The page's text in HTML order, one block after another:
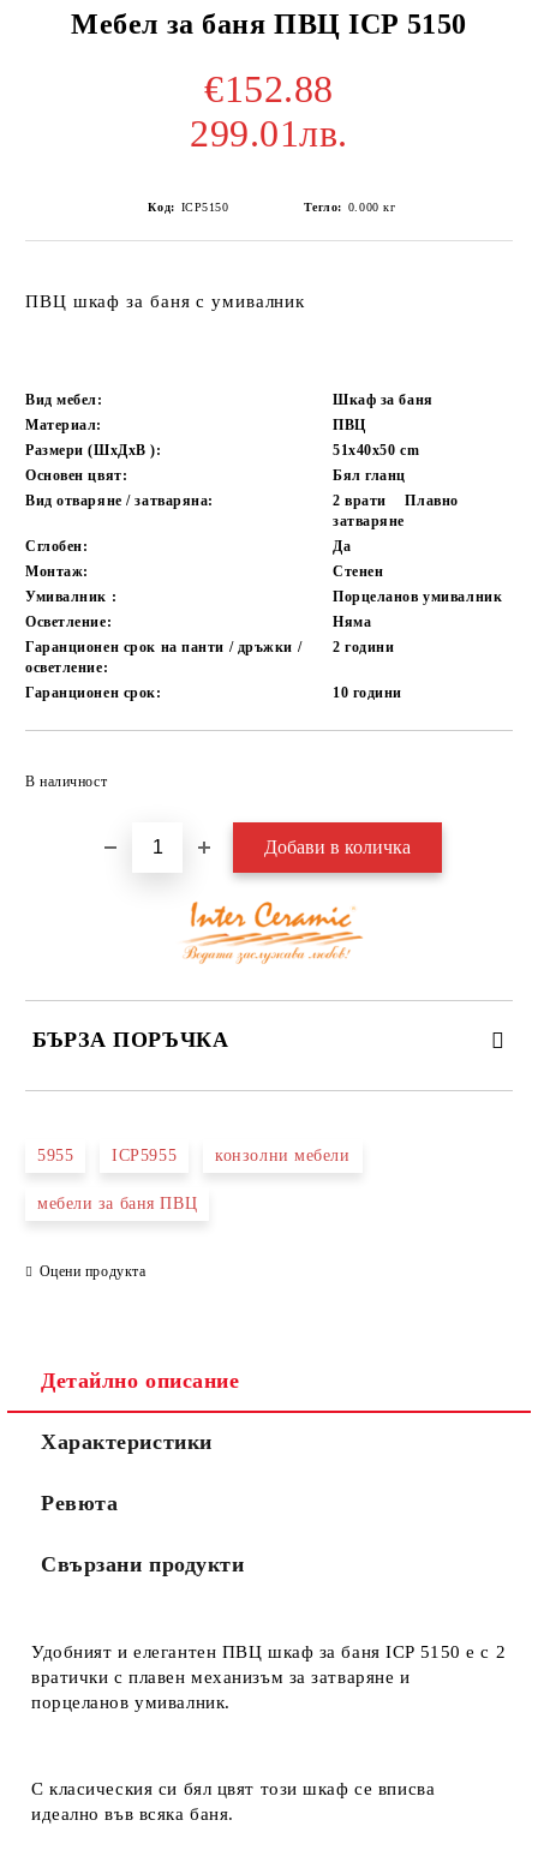
Мебел за баня ПВЦ ICP 5150
€152.88
299.01лв.
Код: ICP5150 Тегло: 0.000 кг
ПВЦ шкаф за баня с умивалник
Вид мебел:
Шкаф за баня
Материал:
ПВЦ
Размери (ШxДxВ ):
51х40х50cm
Основен цвят:
Бял гланц
Вид отваряне / затваряна:
2 врати
Плавно
затваряне
Сглобен:
Да
Монтаж:
Стенен
Умивалник :
Порцеланов умивалник
Осветление:
Няма
Гаранционен срок на панти / дръжки /
осветление:
2 години
Гаранционен срок: 10 години
В наличност
БЪРЗА ПОРЪЧКА
Съгласен съм с
5955 ICP5955 конзолни мебели
мебели за баня ПВЦ
Оцени продукта
Детайлно описание
Характеристики
Ревюта
Свързани продукти
Удобният и елегантен ПВЦ шкаф за баняICP 5150 е с 2
вратички с плавен механизъм за затваряне и
порцеланов умивалник.
С класическия си бял цвят този шкаф се вписва
идеално във всяка баня.